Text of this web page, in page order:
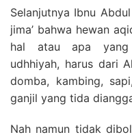
Selanjutnya Ibnu
jima’ bahwa hewan
hal atau apa yang
udhhiyah, harus dari
domba, kambing,
ganjil yang tida
Nah namun tidak